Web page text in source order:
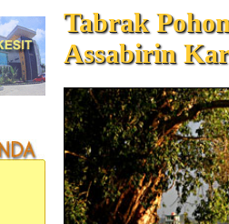
Tabrak
Assabirin